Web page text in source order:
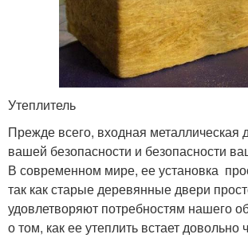
Утеплитель
Прежде всего, входная металлическая
вашей безопасности и безопасности
В современном мире, ее установка
так как старые деревянные двери
удовлетворяют потребностям нашего
о том, как ее утеплить встает довольно